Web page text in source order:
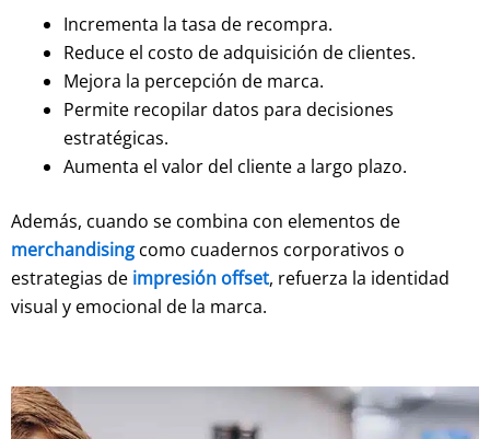
Incrementa la tasa de recompra.
Reduce el costo de adquisición de clientes.
Mejora la percepción de marca.
Permite recopilar datos para decisiones
estratégicas.
Aumenta el valor del cliente a largo plazo.
Además, cuando se combina con elementos de
merchandising como cuadernos corporativos o
estrategias de impresión offset, refuerza la identidad
visual y emocional de la marca.